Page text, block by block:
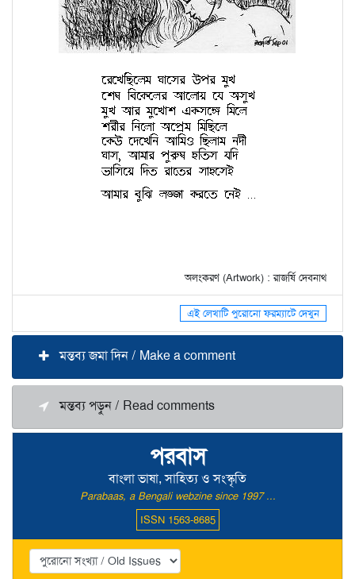
পরবাস
বাংলা ভাষা, সাহিত্য ও সংস্কৃতি
Parabaas, a Bengali webzine since 1997 ...
ISSN 1563-8685
অলংকরণ (Artwork) : রাজর্ষি দেবনাথ
এই লেখাটি পুরোনো ফরম্যাটে দেখুন
মন্তব্য জমা দিন / Make a comment
মন্তব্য পড়ুন / Read comments